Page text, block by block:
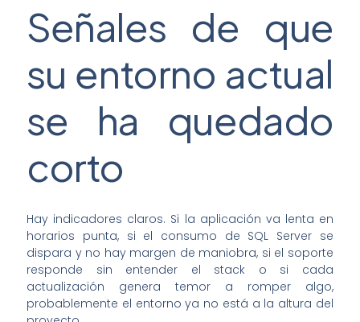
Señales de que
su entorno actual
se ha quedado
corto
Hay indicadores claros. Si la aplicación va lenta en
horarios punta, si el consumo de SQL Server se
dispara y no hay margen de maniobra, si el soporte
responde sin entender el stack o si cada
actualización genera temor a romper algo,
probablemente el entorno ya no está a la altura del